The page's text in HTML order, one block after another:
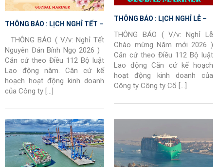
THÔNG BÁO : LỊCH NGHỈ TẾT –
TẾT NGUYÊN ĐÁN 2026 BÍNH
NGỌ
THÔNG BÁO ( V/v: Nghỉ Tết
Nguyên Đán Bính Ngọ 2026 )
Căn cứ theo Điều 112 Bộ luật
Lao động năm. Căn cứ kế
hoạch hoạt động kinh doanh
của Công ty […]
THÔNG BÁO : LỊCH NGHỈ LỄ –
CHÀO MỪNG NĂM MỚI 2026
THÔNG BÁO ( V/v: Nghỉ Lễ
Chào mừng Năm mới 2026 )
Căn cứ theo Điều 112 Bộ luật
Lao động Căn cứ kế hoạch
hoạt động kinh doanh của
Công ty Công ty Cổ […]